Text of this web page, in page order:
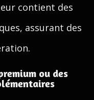
contient des
assurant des
ou des